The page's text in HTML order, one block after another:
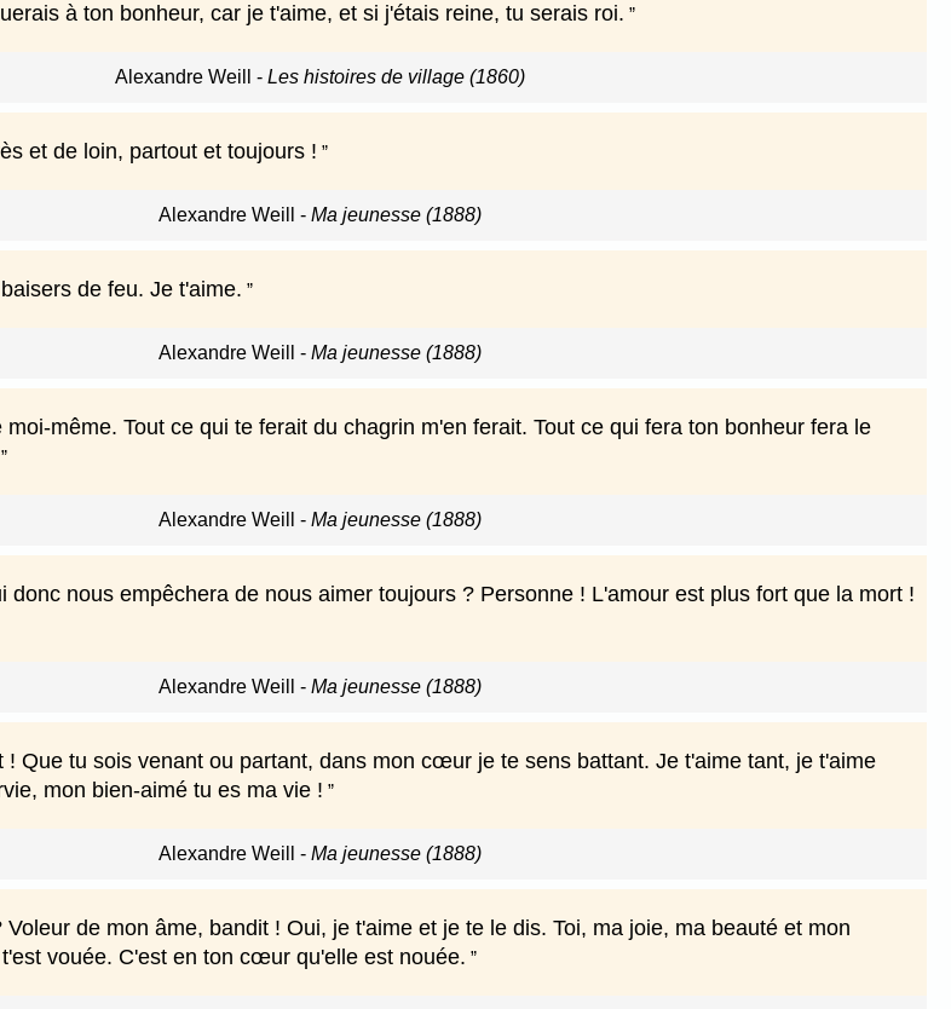
à ton bonheur, car je t'aime, et si j'étais reine, tu serais roi.
Alexandre Weill - Les histoires de village (1860)
et de loin, partout et toujours !
Alexandre Weill - Ma jeunesse (1888)
de feu. Je t'aime.
Alexandre Weill - Ma jeunesse (1888)
même. Tout ce qui te ferait du chagrin m'en ferait. Tout ce qui fera ton bonheur fera le
Alexandre Weill - Ma jeunesse (1888)
donc nous empêchera de nous aimer toujours ? Personne ! L'amour est plus fort que la mort !
Alexandre Weill - Ma jeunesse (1888)
! Que tu sois venant ou partant, dans mon cœur je te sens battant. Je t'aime tant, je t'aime
mon bien-aimé tu es ma vie !
Alexandre Weill - Ma jeunesse (1888)
de mon âme, bandit ! Oui, je t'aime et je te le dis. Toi, ma joie, ma beauté et mon
vouée. C'est en ton cœur qu'elle est nouée.